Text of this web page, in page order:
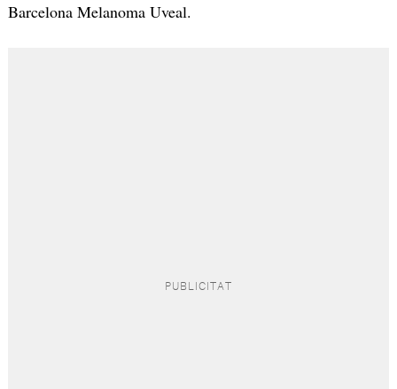
Barcelona Melanoma Uveal.